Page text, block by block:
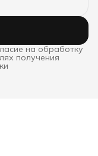
на обработку
получения